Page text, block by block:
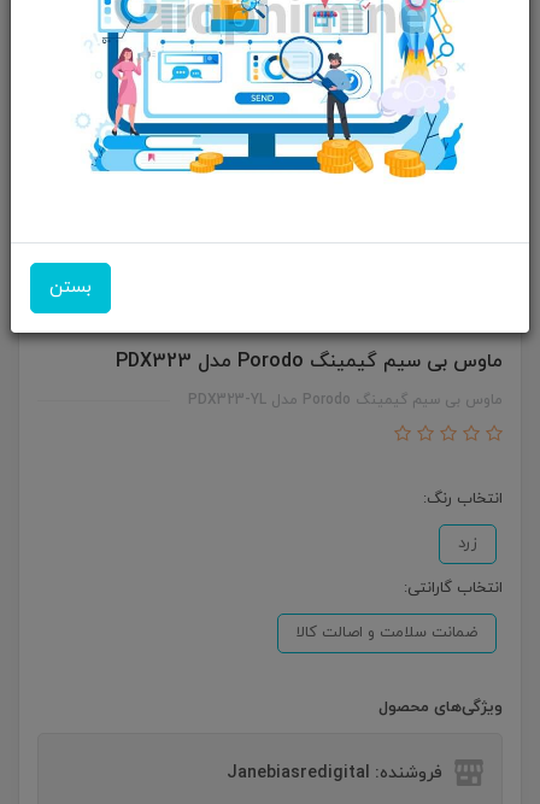
ماوس بی سیم گیمینگ Porodo مدل PDX323
ماوس بی سیم گیمینگ Porodo مدل PDX323-YL
انتخاب رنگ:
زرد
انتخاب گارانتی:
ضمانت سلامت و اصالت کالا
ویژگی‌های محصول
فروشنده: Janebiasredigital
بستن